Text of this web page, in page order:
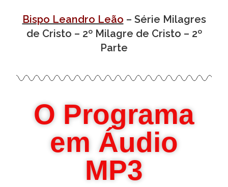
Bispo Leandro Leão – Série Milagres
de Cristo – 2º Milagre de Cristo – 2º
Parte
O Programa
em Áudio
MP3